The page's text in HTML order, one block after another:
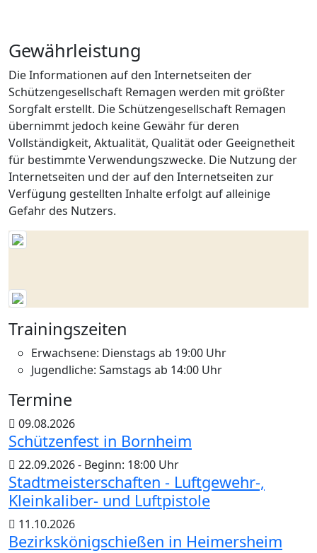
Gewährleistung
Die Informationen auf den Internetseiten der
Schützengesellschaft Remagen werden mit größter
Sorgfalt erstellt. Die Schützengesellschaft Remagen
übernimmt jedoch keine Gewähr für deren
Vollständigkeit, Aktualität, Qualität oder Geeignetheit
für bestimmte Verwendungszwecke. Die Nutzung der
Internetseiten und der auf den Internetseiten zur
Verfügung gestellten Inhalte erfolgt auf alleinige
Gefahr des Nutzers.
Trainingszeiten
Erwachsene: Dienstags ab 19:00 Uhr
Jugendliche: Samstags ab 14:00 Uhr
Termine
09.08.2026
Schützenfest in Bornheim
22.09.2026 - Beginn: 18:00 Uhr
Stadtmeisterschaften - Luftgewehr-,
Kleinkaliber- und Luftpistole
11.10.2026
Bezirkskönigschießen in Heimersheim